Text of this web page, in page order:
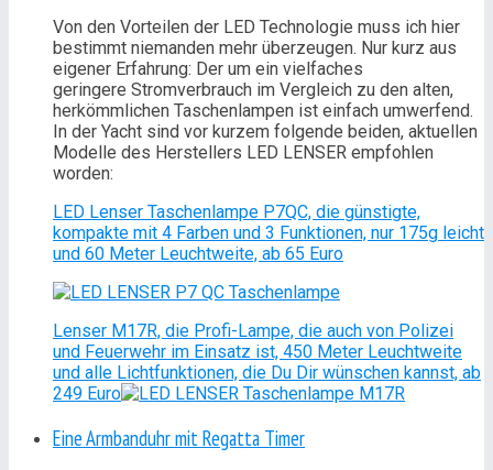
Von den Vorteilen der LED Technologie muss ich hier
bestimmt niemanden mehr überzeugen. Nur kurz aus
eigener Erfahrung: Der um ein vielfaches
geringere Stromverbrauch im Vergleich zu den alten,
herkömmlichen Taschenlampen ist einfach umwerfend.
In der Yacht sind vor kurzem folgende beiden, aktuellen
Modelle des Herstellers LED LENSER empfohlen
worden:
LED Lenser Taschenlampe P7QC, die günstigte,
kompakte mit 4 Farben und 3 Funktionen, nur 175g leicht
und 60 Meter Leuchtweite, ab 65 Euro
Lenser M17R, die Profi-Lampe, die auch von Polizei
und Feuerwehr im Einsatz ist, 450 Meter Leuchtweite
und alle Lichtfunktionen, die Du Dir wünschen kannst, ab
249 Euro
Eine Armbanduhr mit Regatta Timer